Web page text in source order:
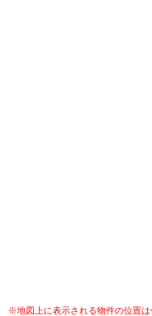
※地図上に表示される物件の位置